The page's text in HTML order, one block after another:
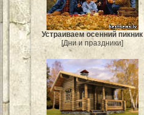
Устраиваем осенний пикник
[Дни и праздники]